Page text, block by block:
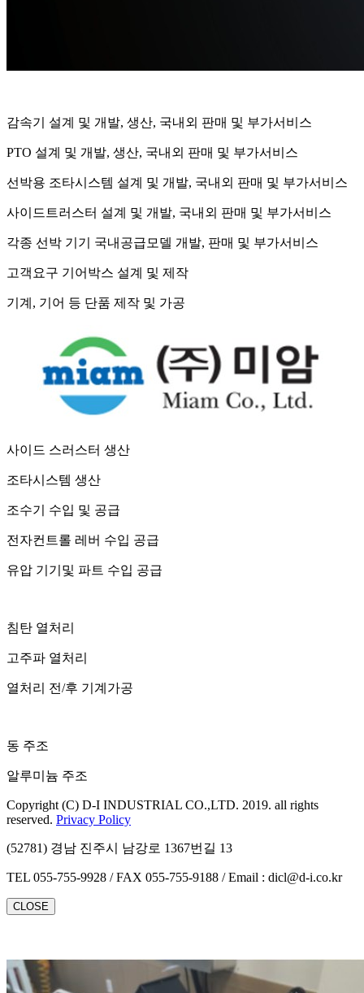
감속기 설계 및 개발, 생산, 국내외 판매 및 부가서비스
PTO 설계 및 개발, 생산, 국내외 판매 및 부가서비스
선박용 조타시스템 설계 및 개발, 국내외 판매 및 부가서비스
사이드트러스터 설계 및 개발, 국내외 판매 및 부가서비스
각종 선박 기기 국내공급모델 개발, 판매 및 부가서비스
고객요구 기어박스 설계 및 제작
기계, 기어 등 단품 제작 및 가공
사이드 스러스터 생산
조타시스템 생산
조수기 수입 및 공급
전자컨트롤 레버 수입 공급
유압 기기및 파트 수입 공급
침탄 열처리
고주파 열처리
열처리 전/후 기계가공
동 주조
알루미늄 주조
Copyright (C) D-I INDUSTRIAL CO.,LTD. 2019. all rights
reserved. Privacy Policy
(52781) 경남 진주시 남강로 1367번길 13
TEL 055-755-9928 / FAX 055-755-9188 / Email : dicl@d-i.co.kr
CLOSE